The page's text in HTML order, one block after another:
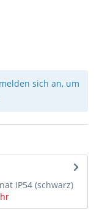
sich an, um
IP54 (schwarz)